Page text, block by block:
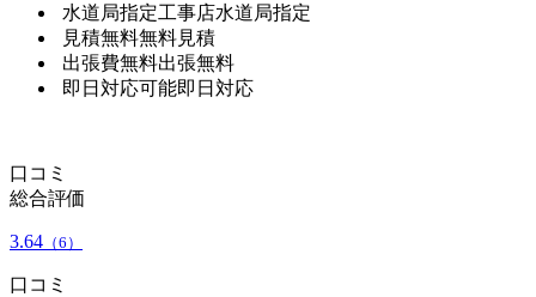
水道局指定工事店水道局指定
見積無料無料見積
出張費無料出張無料
即日対応可能即日対応
口コミ
総合評価
3.64 （6）
口コミ